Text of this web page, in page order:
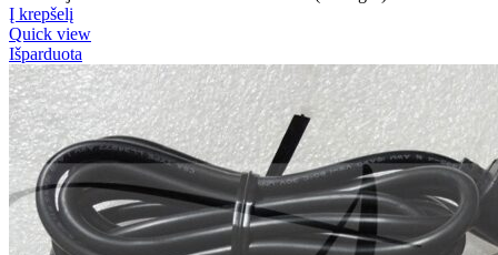
Į krepšelį
Quick view
Išparduota